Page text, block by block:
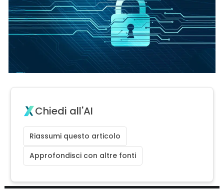
Chiedi all'AI
Riassumi questo articolo
Approfondisci con altre fonti